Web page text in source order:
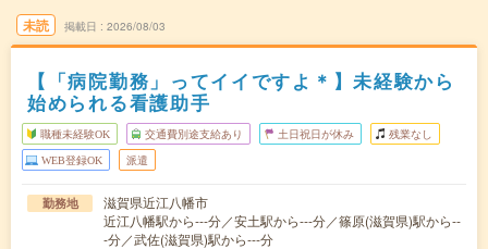
未読 掲載日 2026/08/03
【「病院勤務」ってイイですよ＊】未経験から
始められる看護助手
職種未経験OK 交通費別途支給あり 土日祝日が休み 残業なし
WEB登録OK 派遣
勤務地
滋賀県近江八幡市
近江八幡駅から---分／安土駅から---分／篠原(滋賀県)駅から--
-分／武佐(滋賀県)駅から---分